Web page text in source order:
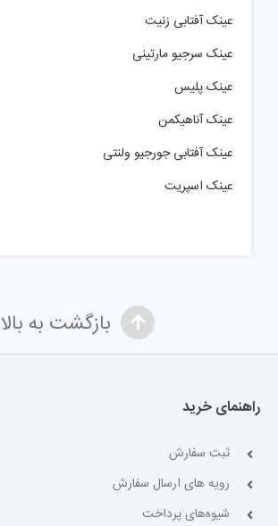
عینک آفتابی زنیت
عینک سرجیو مارتینی
عینک پلیس
عینک آناهیکمن
عینک آفتابی جورجیو ولنتی
عینک اسپریت
بازگشت به بالا
راهنمای خرید
ثبت سفارش
رویه های ارسال سفارش
شیوه‌های پرداخت